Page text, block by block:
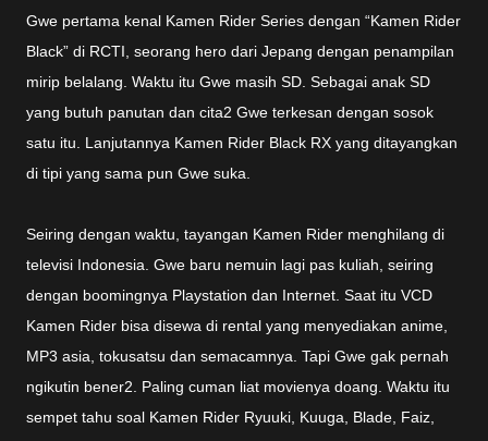
Gwe pertama kenal Kamen Rider Series dengan “Kamen Rider
Black” di RCTI, seorang hero dari Jepang dengan penampilan
mirip belalang. Waktu itu Gwe masih SD. Sebagai anak SD
yang butuh panutan dan cita2 Gwe terkesan dengan sosok
satu itu. Lanjutannya Kamen Rider Black RX yang ditayangkan
di tipi yang sama pun Gwe suka.
Seiring dengan waktu, tayangan Kamen Rider menghilang di
televisi Indonesia. Gwe baru nemuin lagi pas kuliah, seiring
dengan boomingnya Playstation dan Internet. Saat itu VCD
Kamen Rider bisa disewa di rental yang menyediakan anime,
MP3 asia, tokusatsu dan semacamnya. Tapi Gwe gak pernah
ngikutin bener2. Paling cuman liat movienya doang. Waktu itu
sempet tahu soal Kamen Rider Ryuuki, Kuuga, Blade, Faiz,